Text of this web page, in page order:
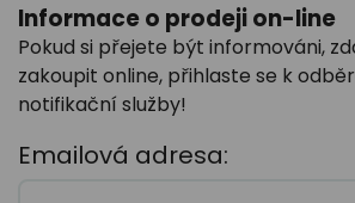
Informace o prodeji on-line
Pokud si přejete být informováni,
zakoupit online, přihlaste se k
notifikační služby!
Emailová adresa: